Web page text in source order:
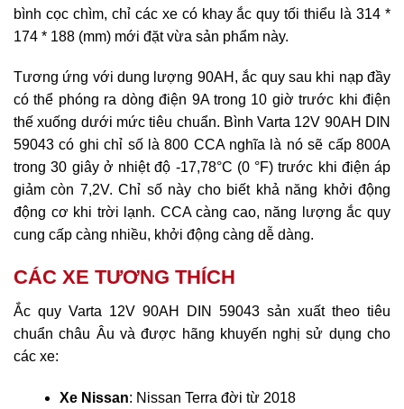
bình cọc chìm, chỉ các xe có khay ắc quy tối thiểu là 314 *
174 * 188 (mm) mới đặt vừa sản phẩm này.
Tương ứng với dung lượng 90AH, ắc quy sau khi nạp đầy
có thể phóng ra dòng điện 9A trong 10 giờ trước khi điện
thế xuống dưới mức tiêu chuẩn. Bình Varta 12V 90AH DIN
59043 có ghi chỉ số là 800 CCA nghĩa là nó sẽ cấp 800A
trong 30 giây ở nhiệt độ -17,78°C (0 °F) trước khi điện áp
giảm còn 7,2V. Chỉ số này cho biết khả năng khởi động
động cơ khi trời lạnh. CCA càng cao, năng lượng ắc quy
cung cấp càng nhiều, khởi động càng dễ dàng.
CÁC XE TƯƠNG THÍCH
Ắc quy Varta 12V 90AH DIN 59043 sản xuất theo tiêu
chuẩn châu Âu và được hãng khuyến nghị sử dụng cho
các xe:
Xe Nissan: Nissan Terra đời từ 2018